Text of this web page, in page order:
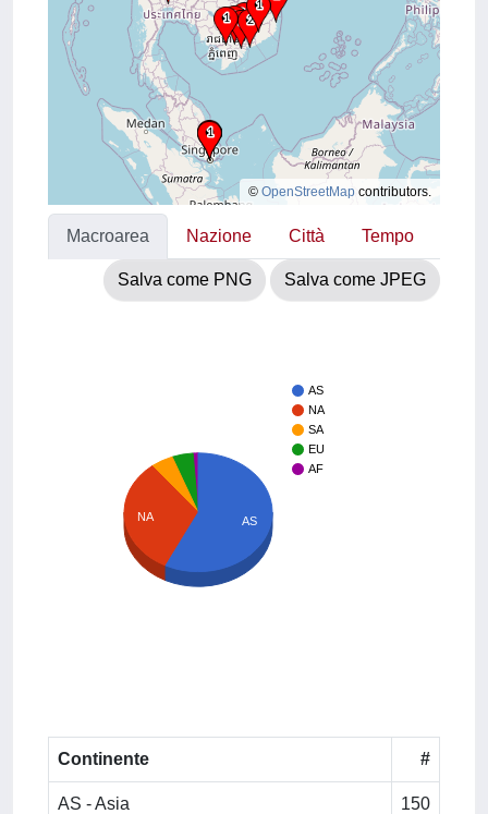
© OpenStreetMap contributors.
Macroarea Nazione Città Tempo
Salva come PNG Salva come JPEG
AS
NA
SA
EU
AF
NA AS
Continente #
AS - Asia 150